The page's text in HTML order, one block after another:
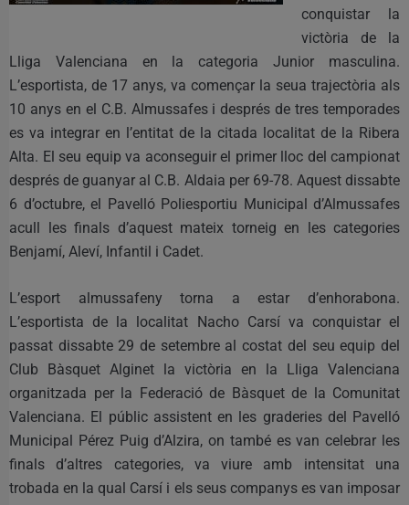
conquistar la
victòria de la
Lliga Valenciana en la categoria Junior masculina.
L’esportista, de 17 anys, va començar la seua trajectòria als
10 anys en el C.B. Almussafes i després de tres temporades
es va integrar en l’entitat de la citada localitat de la Ribera
Alta. El seu equip va aconseguir el primer lloc del campionat
després de guanyar al C.B. Aldaia per 69-78. Aquest dissabte
6 d’octubre, el Pavelló Poliesportiu Municipal d’Almussafes
acull les finals d’aquest mateix torneig en les categories
Benjamí, Aleví, Infantil i Cadet.
L’esport almussafeny torna a estar d’enhorabona.
L’esportista de la localitat Nacho Carsí va conquistar el
passat dissabte 29 de setembre al costat del seu equip del
Club Bàsquet Alginet la victòria en la Lliga Valenciana
organitzada per la Federació de Bàsquet de la Comunitat
Valenciana. El públic assistent en les graderies del Pavelló
Municipal Pérez Puig d’Alzira, on també es van celebrar les
finals d’altres categories, va viure amb intensitat una
trobada en la qual Carsí i els seus companys es van imposar